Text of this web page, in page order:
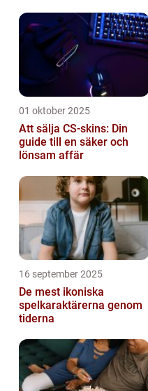
01 oktober 2025
Att sälja CS-skins: Din
guide till en säker och
lönsam affär
16 september 2025
De mest ikoniska
spelkaraktärerna genom
tiderna